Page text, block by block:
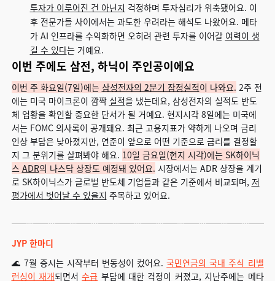
투자가 이루어진 건 아닌지 걱정하며 투자심리가 위축됐어요. 이
후 전문가들 사이에서는 과도한 우려라는 해석도 나왔어요. 메타
가 AI 인프라를 수익화하면 오히려 관련 투자를 이어갈 여력이 생
길 수 있다는 거예요.
이번 주에도 삼전, 하닉이 주인공이에요
이번 주 화요일(7일)에는 삼성전자의 2분기 잠정실적이 나와요. 2주 전
에는 미국 마이크론이 깜짝 실적을 냈는데요, 삼성전자의 실적도 반도
체 업황을 확인할 중요한 단서가 될 거예요. 현지시각 8일에는 미국에
서는 FOMC 의사록이 공개돼요. 최근 고용지표가 약하게 나오며 금리
인상 부담은 낮아졌지만, 연준이 앞으로 어떤 기준으로 금리를 결정할
지 그 분위기를 살펴봐야 해요. 10일 금요일(현지 시각)에는 SK하이닉
스 ADR의 나스닥 상장도 예정돼 있어요. 시장에서는 ADR 상장을 계기
로 SK하이닉스가 글로벌 반도체 기업들과 같은 기준에서 비교되며, 저
평가에서 벗어날 수 있을지 주목하고 있어요.
JYP 한마디
🌊 7월 증시는 시작부터 변동성이 컸어요.국민연금의 국내 주식 리밸
런싱이 재개되면서수급 부담에 대한 걱정이 커졌고, 지난주에는 메타